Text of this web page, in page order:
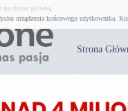
urządzenia końcowego użytkownika.
na stronę główną.
Strona